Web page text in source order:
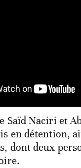
Saïd Naciri et
en détention,
dont deux